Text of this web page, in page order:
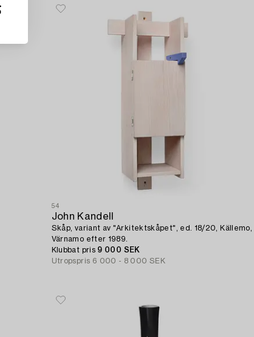
54
John Kandell
Skåp, variant av "Arkitektskåpet", ed. 18/20, Källemo,
Värnamo efter 1989.
Klubbat pris 9 000 SEK
Utropspris 6 000 - 8 000 SEK